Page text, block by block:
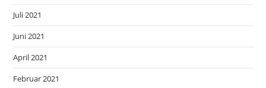
Juli 2021
Juni 2021
April 2021
Februar 2021